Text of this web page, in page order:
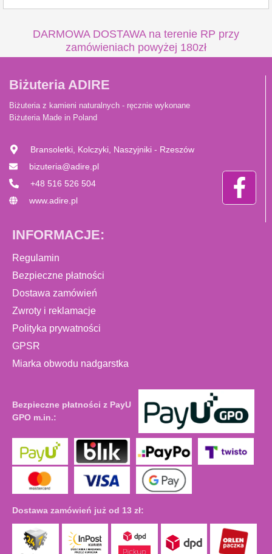
DARMOWA DOSTAWA na terenie RP przy
zamówieniach powyżej 180zł
Biżuteria ADIRE
Biżuteria z kamieni naturalnych - ręcznie wykonane
Biżuteria Made in Poland
Bransoletki, Kolczyki, Naszyjniki - Rzeszów
bizuteria@adire.pl
+48 516 526 504
www.adire.pl
INFORMACJE:
Regulamin
Bezpieczne płatności
Dostawa zamówień
Zwroty i reklamacje
Polityka prywatności
GPSR
Miarka obwodu nadgarstka
Bezpieczne płatności z PayU
GPO m.in.:
Dostawa zamówień już od 13 zł: